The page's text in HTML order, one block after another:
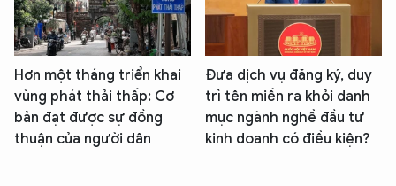
Hơn một tháng triển khai
vùng phát thải thấp: Cơ
bản đạt được sự đồng
thuận của người dân
Đưa dịch vụ đăng ký, duy
trì tên miền ra khỏi danh
mục ngành nghề đầu tư
kinh doanh có điều kiện?